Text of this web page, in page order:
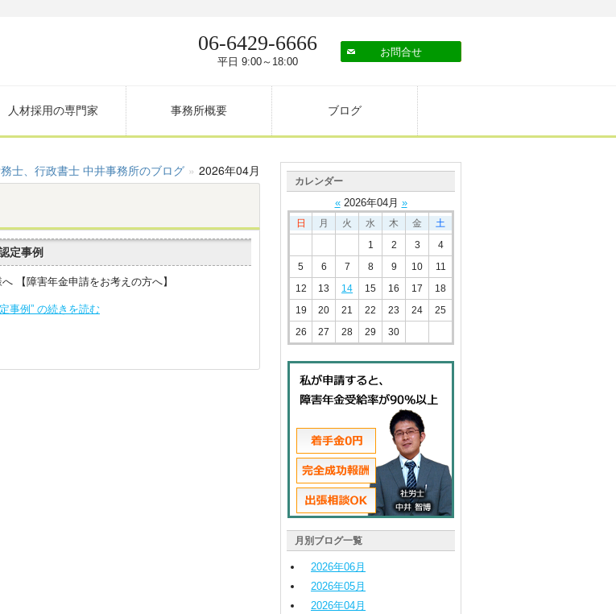
06-6429-6666
平日 9:00～18:00
お問合せ
人材採用の専門家 事務所概要 ブログ
士、行政書士 中井事務所のブログ » 2026年04月
定事例
【障害年金申請をお考えの方へ】
事例” の続きを読む
カレンダー
« 2026年04月 »
日 月 火 水 木 金
土
1
2 3
4
5
6 7 8 9 10
11
12
13 14 15 16 17
18
19
20 21 22 23 24
25
26
27 28 29 30
月別ブログ一覧
2026年06月
2026年05月
2026年04月